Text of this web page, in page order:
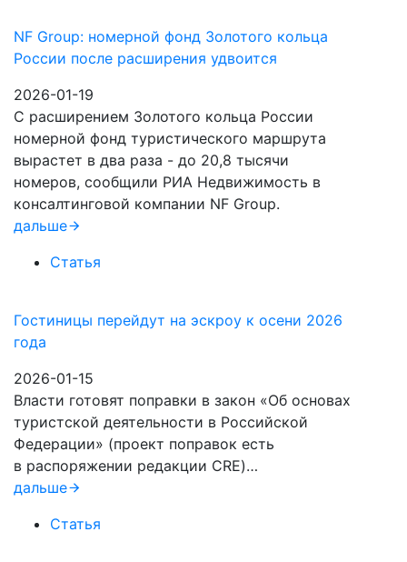
NF Group: номерной фонд Золотого кольца
России после расширения удвоится
2026-01-19
С расширением Золотого кольца России
номерной фонд туристического маршрута
вырастет в два раза - до 20,8 тысячи
номеров, сообщили РИА Недвижимость в
консалтинговой компании NF Group.
дальше
Статья
Гостиницы перейдут на эскроу к осени 2026
года
2026-01-15
Власти готовят поправки в закон «Об основах
туристской деятельности в Российской
Федерации» (проект поправок есть
в распоряжении редакции CRE)…
дальше
Статья